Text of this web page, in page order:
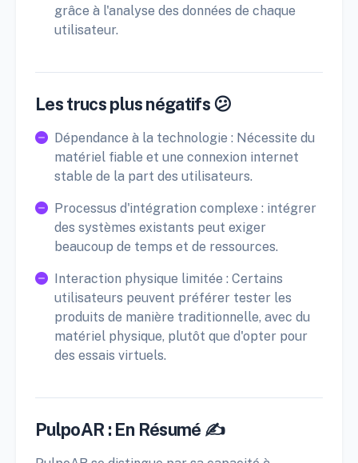
grâce à l'analyse des données de chaque
utilisateur.
Les trucs plus négatifs 😕
Dépendance à la technologie : Nécessite du
matériel fiable et une connexion internet
stable de la part des utilisateurs.
Processus d'intégration complexe : intégrer
des systèmes existants peut exiger
beaucoup de temps et de ressources.
Interaction physique limitée : Certains
utilisateurs peuvent préférer tester les
produits de manière traditionnelle, avec du
matériel physique, plutôt que d'opter pour
des essais virtuels.
PulpoAR : En Résumé ✍️